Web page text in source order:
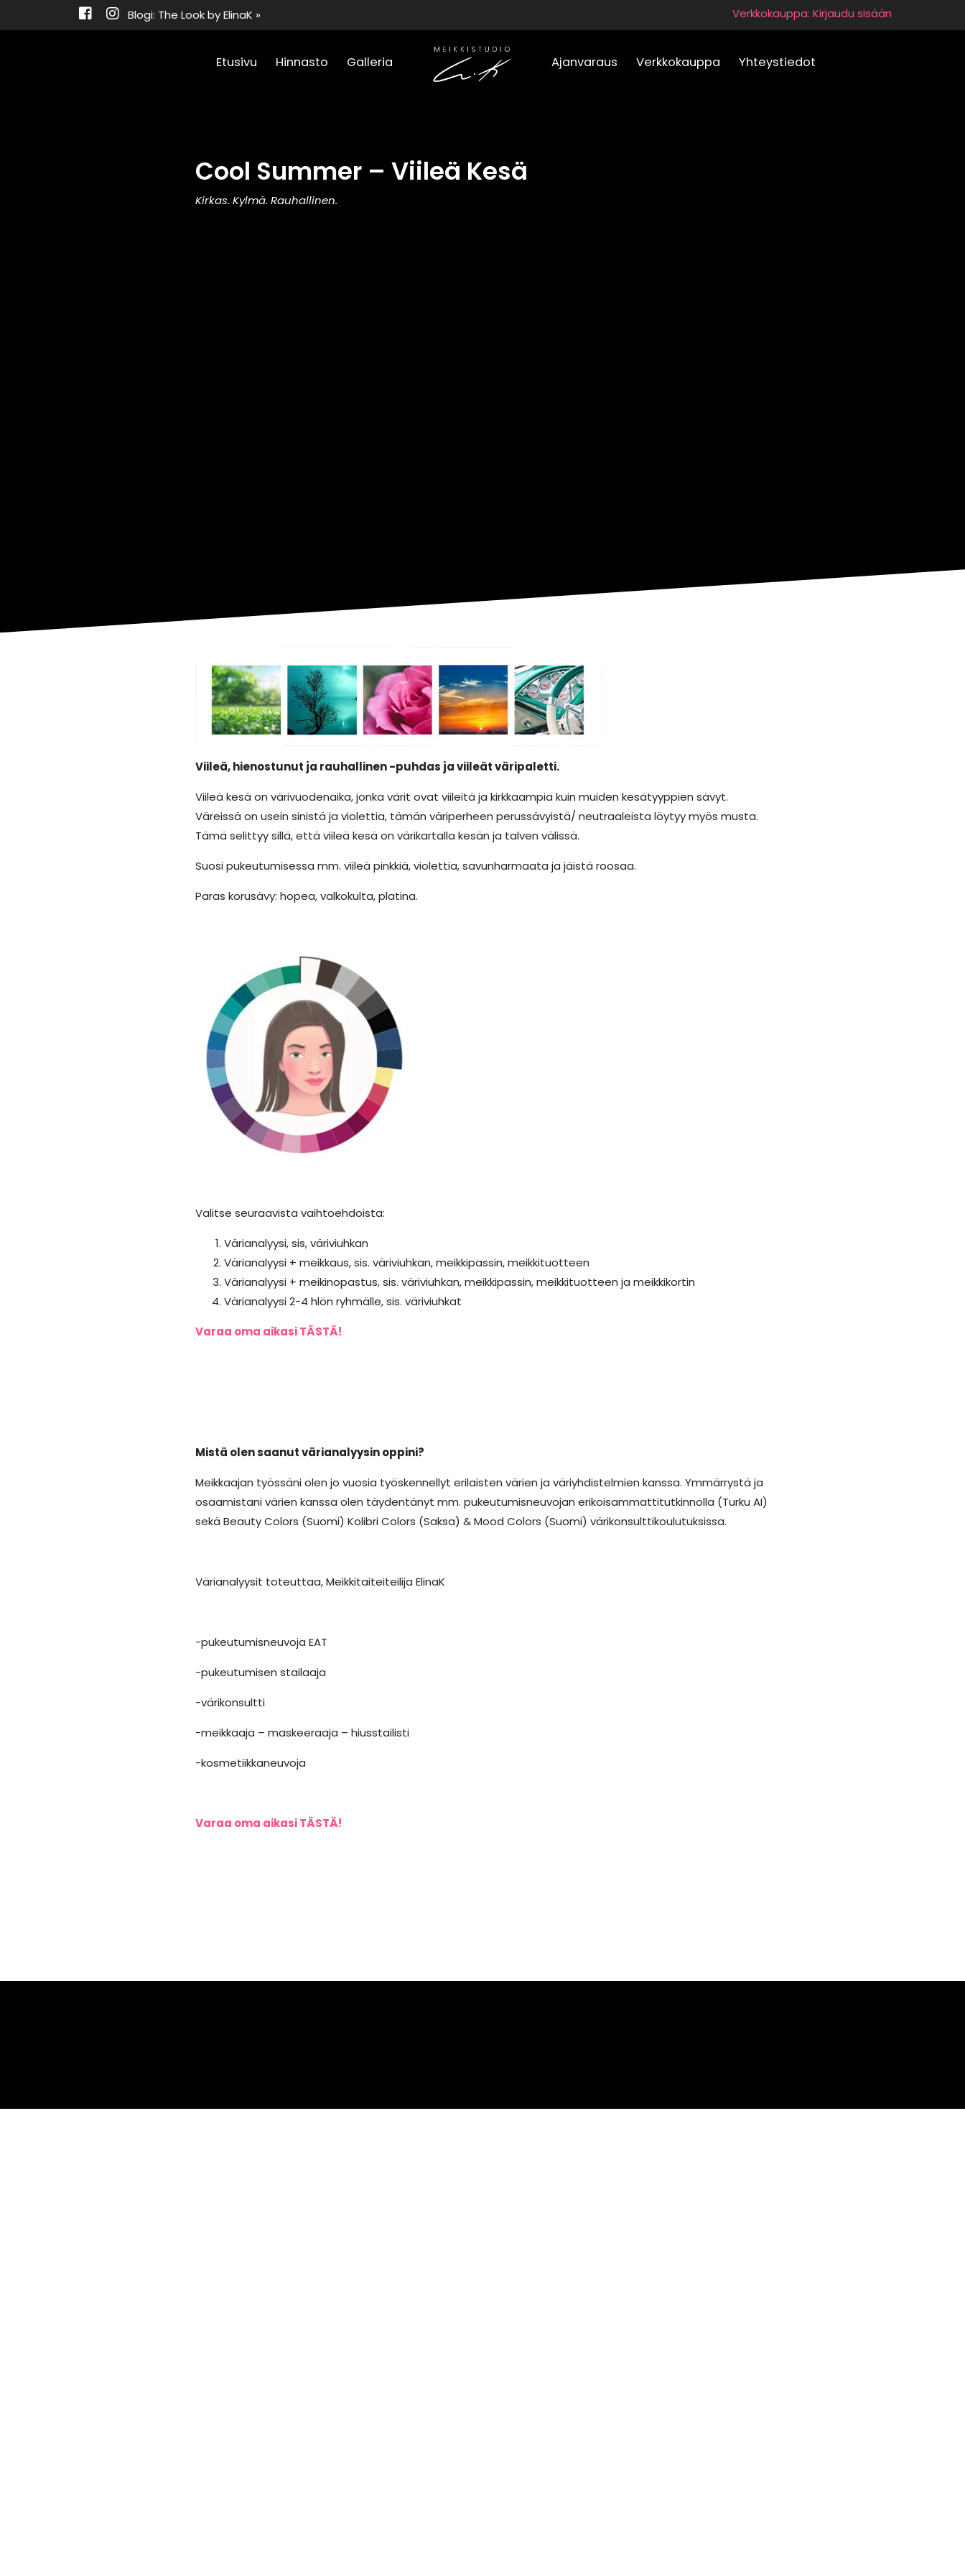
Blogi: The Look by ElinaK » Verkkokauppa: Kirjaudu sisään
Etusivu Hinnasto Galleria Ajanvaraus Verkkokauppa Yhteystiedot
Cool Summer – Viileä Kesä
Kirkas. Kylmä. Rauhallinen.
Viileä, hienostunut ja rauhallinen -puhdas ja viileät väripaletti.
Viileä kesä on värivuodenaika, jonka värit ovat viileitä ja kirkkaampia kuin muiden kesätyyppien sävyt.
Väreissä on usein sinistä ja violettia, tämän väriperheen perussävyistä/ neutraaleista löytyy myös musta.
Tämä selittyy sillä, että viileä kesä on värikartalla kesän ja talven välissä.
Suosi pukeutumisessa mm. viileä pinkkiä, violettia, savunharmaata ja jäistä roosaa.
Paras korusävy: hopea, valkokulta, platina.
Valitse seuraavista vaihtoehdoista:
Värianalyysi, sis, väriviuhkan
Värianalyysi + meikkaus, sis. väriviuhkan, meikkipassin, meikkituotteen
Värianalyysi + meikinopastus, sis. väriviuhkan, meikkipassin, meikkituotteen ja meikkikortin
Värianalyysi 2-4 hlön ryhmälle, sis. väriviuhkat
Varaa oma aikasi TÄSTÄ!
Mistä olen saanut värianalyysin oppini?
Meikkaajan työssäni olen jo vuosia työskennellyt erilaisten värien ja väriyhdistelmien kanssa. Ymmärrystä ja
osaamistani värien kanssa olen täydentänyt mm. pukeutumisneuvojan erikoisammattitutkinnolla (Turku AI)
sekä Beauty Colors (Suomi) Kolibri Colors (Saksa) & Mood Colors (Suomi) värikonsulttikoulutuksissa.
Värianalyysit toteuttaa, Meikkitaiteiteilija ElinaK
-pukeutumisneuvoja EAT
-pukeutumisen stailaaja
-värikonsultti
-meikkaaja – maskeeraaja – hiusstailisti
-kosmetiikkaneuvoja
Varaa oma aikasi TÄSTÄ!